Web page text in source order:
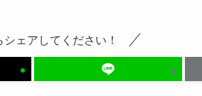
ェアしてください！